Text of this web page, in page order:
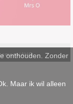
AVG
onthouden. Zonder
Maar ik wil alleen